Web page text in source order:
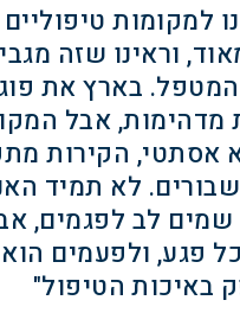
למקומות
וראינו שזה
המטפל. בארץ את
מדהימות, אבל
אסתטי, הקירות
לא תמיד
לב לפגמים,
פגע, ולפעמים
באיכות הטיפול"